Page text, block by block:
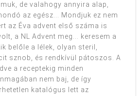
de valahogy annyira alap,
az egész... Mondjuk ez nem
az Éva advent első száma is
a NL Advent meg... keresem a
belőle a lélek, olyan steril,
sznob, és rendkívül pátoszos. A
a receptekig minden
nem baj, de így
katalógus lett az